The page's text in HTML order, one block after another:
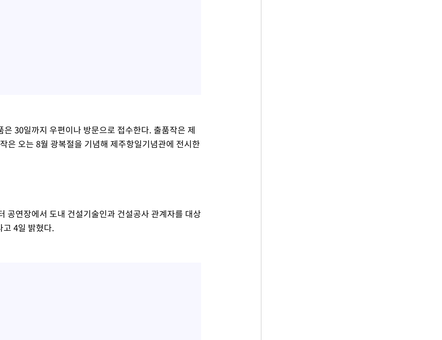
30일까지 우편이나 방문으로 접수한다. 출품작은 제
은 오는 8월 광복절을 기념해 제주항일기념관에 전시한
공연장에서 도내 건설기술인과 건설공사 관계자를 대상
4일 밝혔다.